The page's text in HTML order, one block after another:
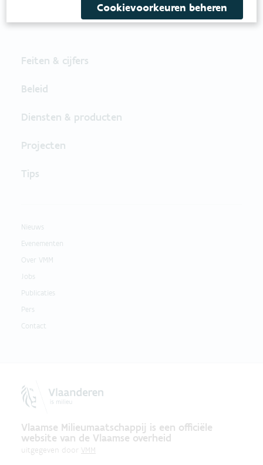
Feiten & cijfers
Beleid
Diensten & producten
Projecten
Tips
Nieuws
Evenementen
Over VMM
Jobs
Publicaties
Pers
Contact
Vlaamse Milieumaatschappij is een officiële
website van de Vlaamse overheid
uitgegeven door VMM
Cookievoorkeuren beheren